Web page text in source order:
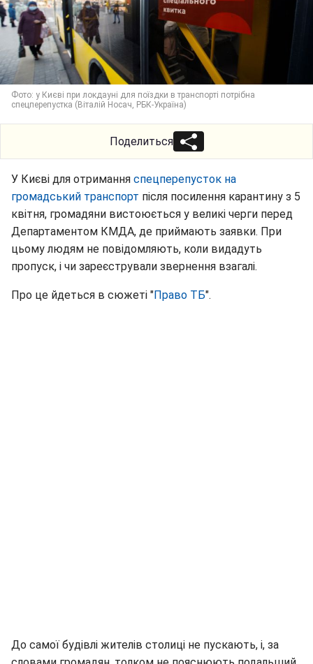
Фото: у Києві при локдауні для поїздки в транспорті потрібна
спецперепустка (Віталій Носач, РБК-Україна)
Поделиться
У Києві для отримання спецперепусток на
громадський транспорт після посилення карантину з 5
квітня, громадяни вистоюється у великі черги перед
Департаментом КМДА, де приймають заявки. При
цьому людям не повідомляють, коли видадуть
пропуск, і чи зареєстрували звернення взагалі.
Про це йдеться в сюжеті "Право ТБ".
До самої будівлі жителів столиці не пускають, і, за